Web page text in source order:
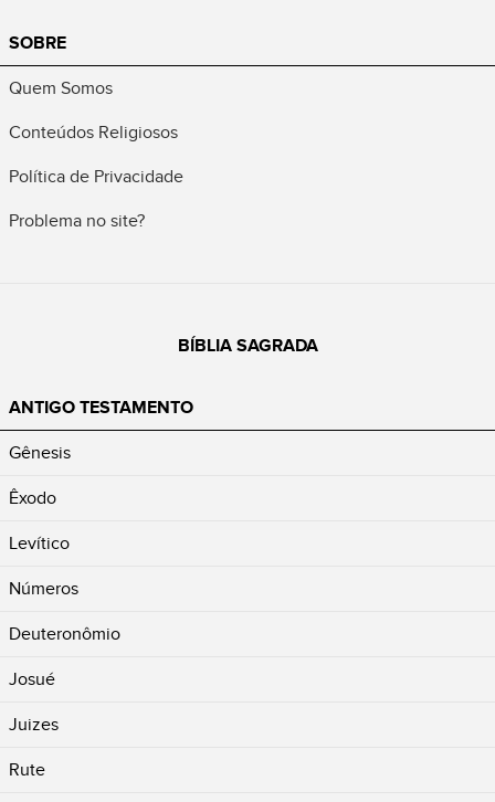
SOBRE
Quem Somos
Conteúdos Religiosos
Política de Privacidade
Problema no site?
BÍBLIA SAGRADA
ANTIGO TESTAMENTO
Gênesis
Êxodo
Levítico
Números
Deuteronômio
Josué
Juizes
Rute